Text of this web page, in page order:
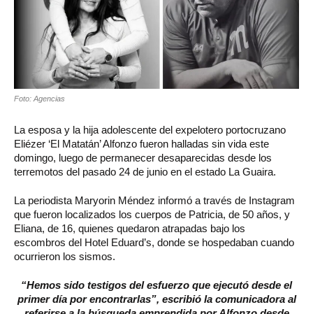
Foto: Agencias
La esposa y la hija adolescente del expelotero portocruzano
Eliézer ‘El Matatán’ Alfonzo fueron halladas sin vida este
domingo, luego de permanecer desaparecidas desde los
terremotos del pasado 24 de junio en el estado La Guaira.
La periodista Maryorin Méndez informó a través de Instagram
que fueron localizados los cuerpos de Patricia, de 50 años, y
Eliana, de 16, quienes quedaron atrapadas bajo los
escombros del Hotel Eduard’s, donde se hospedaban cuando
ocurrieron los sismos.
“Hemos sido testigos del esfuerzo que ejecutó desde el
primer día por encontrarlas”, escribió la comunicadora al